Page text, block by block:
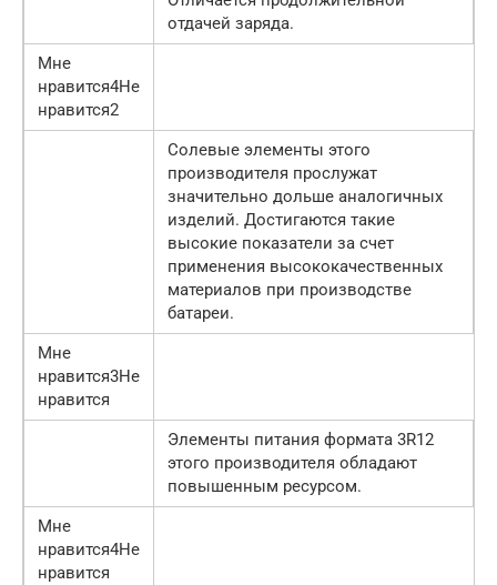
отдачей заряда.
Мне
нравится4Не
нравится2
Солевые элементы этого
производителя прослужат
значительно дольше аналогичных
изделий. Достигаются такие
высокие показатели за счет
применения высококачественных
материалов при производстве
батареи.
Мне
нравится3Не
нравится
Элементы питания формата 3R12
этого производителя обладают
повышенным ресурсом.
Мне
нравится4Не
нравится